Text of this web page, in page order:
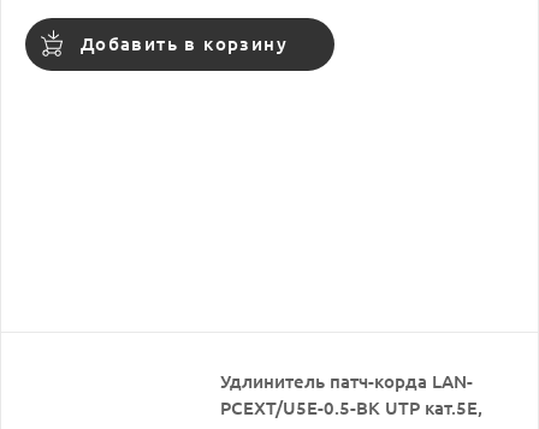
Добавить в корзину
Удлинитель патч-корда LAN-
PCEXT/U5E-0.5-BK UTP кат.5E,